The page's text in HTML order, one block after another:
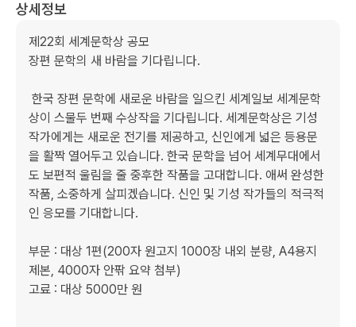
상세정보
제22회 세계문학상 공모
장편 문학의 새 바람을 기다립니다.
상이 스물두 번째 수상작을 기다립니다. 세계문학상은 기성
작가에게는 새로운 전기를 제공하고, 신인에게 넓은 등용문
을 활짝 열어두고 있습니다. 한국 문학을 넘어 세계무대에서
도 보편적 울림을 줄 중후한 작품을 고대합니다. 애써 완성한
작품, 소중하게 살피겠습니다. 신인 및 기성 작가들의 적극적
인 응모를 기대합니다.
부문 : 대상 1편(200자 원고지 1000장 내외 분량, A4용지
제본, 4000자 안팎 요약 첨부)
고료 : 대상 5000만 원